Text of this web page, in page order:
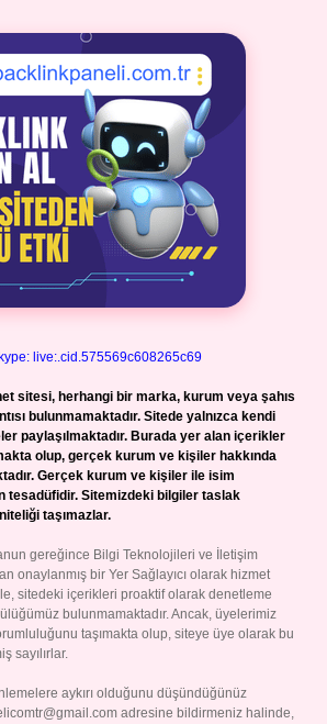
live:.cid.575569c608265c69
sitesi, herhangi bir marka, kurum veya şahıs
bulunmamaktadır. Sitede yalnızca kendi
paylaşılmaktadır. Burada yer alan içerikler
olup, gerçek kurum ve kişiler hakkında
Gerçek kurum ve kişiler ile isim
tesadüfidir. Sitemizdeki bilgiler taslak
taşımazlar.
gereğince Bilgi Teknolojileri ve İletişim
onaylanmış bir Yer Sağlayıcı olarak hizmet
sitedeki içerikleri proaktif olarak denetleme
bulunmamaktadır. Ancak, üyelerimiz
taşımakta olup, siteye üye olarak bu
sayılırlar.
aykırı olduğunu düşündüğünüz
adresine bildirmeniz halinde,